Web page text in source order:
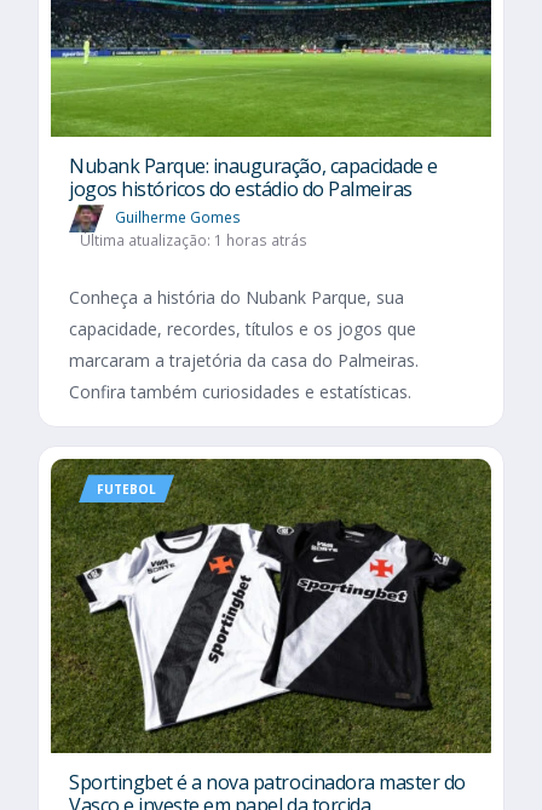
Nubank Parque: inauguração, capacidade e
jogos históricos do estádio do Palmeiras
Guilherme Gomes
Última atualização: 1 horas atrás
Conheça a história do Nubank Parque, sua
capacidade, recordes, títulos e os jogos que
marcaram a trajetória da casa do Palmeiras.
Confira também curiosidades e estatísticas.
FUTEBOL
Sportingbet é a nova patrocinadora master do